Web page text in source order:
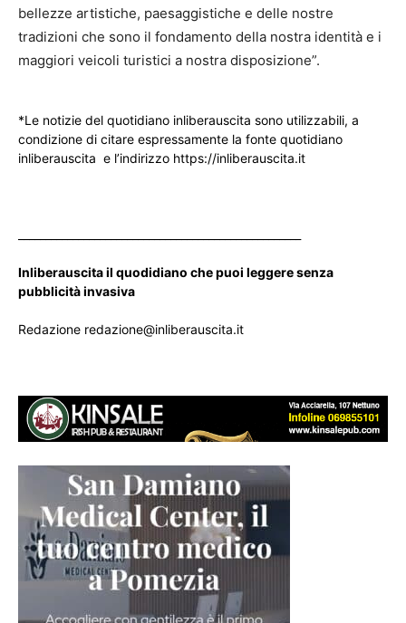
bellezze artistiche, paesaggistiche e delle nostre
tradizioni che sono il fondamento della nostra identità e i
maggiori veicoli turistici a nostra disposizione”.
*Le notizie del quotidiano inliberauscita sono utilizzabili, a
condizione di citare espressamente la fonte quotidiano
inliberauscita e l’indirizzo https://inliberauscita.it
Inliberauscita il quodidiano che puoi leggere senza
pubblicità invasiva
Redazione redazione@inliberauscita.it